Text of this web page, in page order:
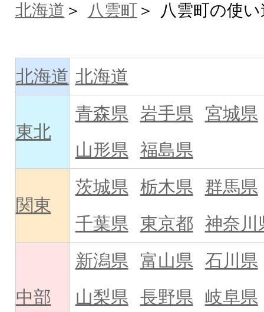
北海道
八雲町 八雲町の使
北海道 北海道
東北
青森県 岩手県
宮城県
山形県 福島県
関東
茨城県 栃木県
群馬県
千葉県
東京都 神奈川
中部
新潟県 富山県 石川県
山梨県 長野県 岐阜県